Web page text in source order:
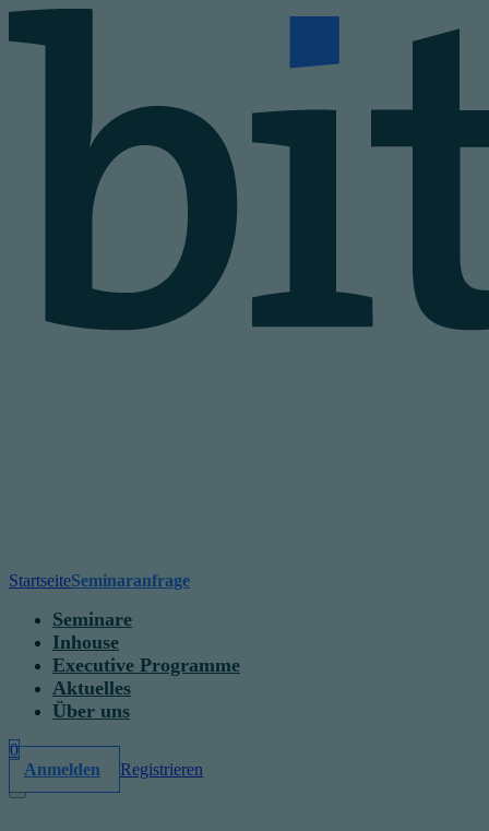
StartseiteSeminaranfrage
Seminare
Inhouse
Executive Programme
Aktuelles
Über uns
0
Anmelden
Registrieren